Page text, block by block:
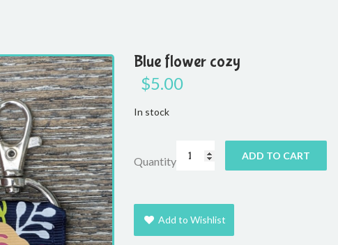
Blue flower cozy
$5.00
In stock
Quantity ADD TO CART
Add to Wishlist